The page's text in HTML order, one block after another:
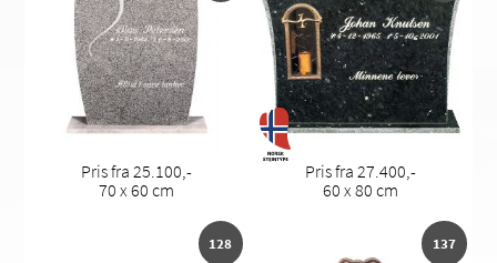
Pris fra 25.100,-
70 x 60 cm
Pris fra 27.400,-
60 x 80 cm
128 137